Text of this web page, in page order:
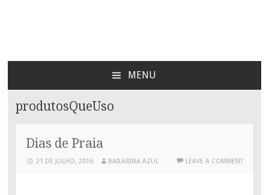
Bailarina Azul
MENU
CONTENT
produtosQueUso
Dias de Praia
21 DE JULHO, 2016 BAILARINA AZUL LEAVE A COMMENT